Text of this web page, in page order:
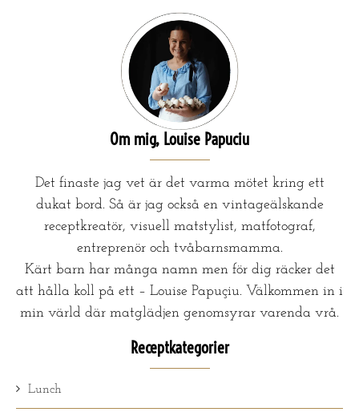
Om mig, Louise Papuciu
Det finaste jag vet är det varma mötet kring ett
dukat bord. Så är jag också en vintageälskande
receptkreatör, visuell matstylist, matfotograf,
entreprenör och tvåbarnsmamma.
Kärt barn har många namn men för dig räcker det
att hålla koll på ett – Louise Papuçiu. Välkommen in i
min värld där matglädjen genomsyrar varenda vrå.
Receptkategorier
Lunch